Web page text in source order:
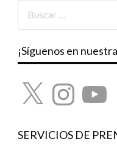
¡Síguenos en
X InstagramYouTube
SERVICIOS DE